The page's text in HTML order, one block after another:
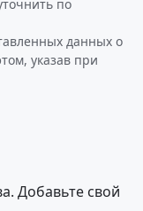
по
данных о
указав при
Добавьте свой